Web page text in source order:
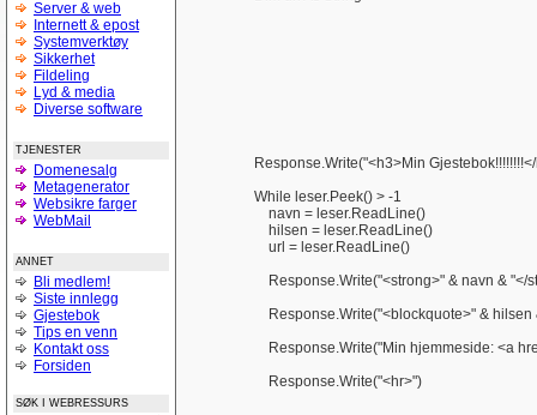
Server & web
Internett & epost
Systemverktøy
Sikkerhet
Fildeling
Lyd & media
Diverse software
TJENESTER
Domenesalg
Metagenerator
Websikre farger
WebMail
ANNET
Bli medlem!
Siste innlegg
Gjestebok
Tips en venn
Kontakt oss
Forsiden
SØK I WEBRESSURS
Response.Write("<h3>Min Gjestebok!!!!!!!!</
While leser.Peek() > -1
navn = leser.ReadLine()
hilsen = leser.ReadLine()
url = leser.ReadLine()
Response.Write("<strong>" & navn & "</
Response.Write("<blockquote>" & hilsen &
Response.Write("Min hjemmeside: <a href='"
Response.Write("<hr>")